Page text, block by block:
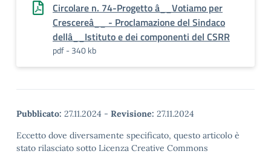
Circolare n. 74-Progetto â__Votiamo per
Crescereâ__ - Proclamazione del Sindaco
dellâ__Istituto e dei componenti del CSRR
pdf - 340 kb
Pubblicato: 27.11.2024 - Revisione: 27.11.2024
Eccetto dove diversamente specificato, questo articolo è
stato rilasciato sotto Licenza Creative Commons